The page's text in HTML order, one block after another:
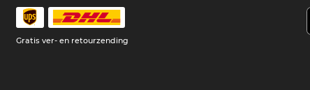
Gratis ver- en retourzending